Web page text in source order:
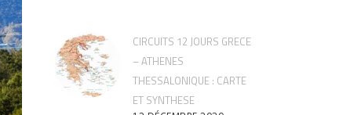
CIRCUITS 12 JOURS GRECE
– ATHENES
THESSALONIQUE : CARTE
ET SYNTHESE